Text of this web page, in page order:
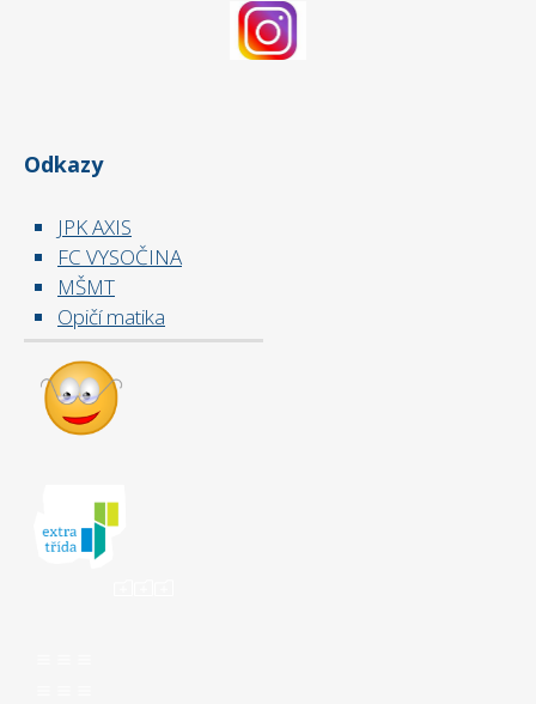
Odkazy
JPK AXIS
FC VYSOČINA
MŠMT
Opičí matika